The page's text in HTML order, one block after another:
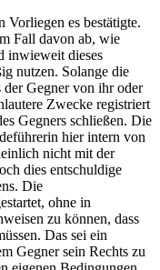
Vorliegen es bestätigte.
Fall davon ab, wie
inwieweit dieses
nutzen. Solange die
Gegner von ihr oder
Zwecke registriert
Gegners schließen. Die
hier intern von
nicht mit der
dies entschuldige
Die
ohne in
zu können, dass
Das sei ein
Gegner sein Rechts zu